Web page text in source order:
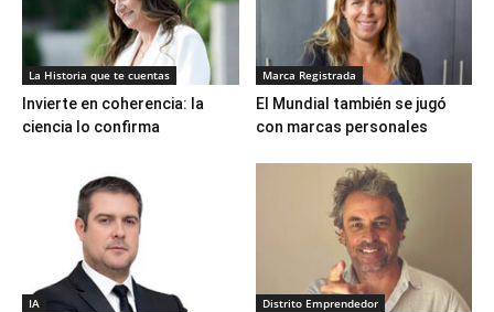
La Historia que te cuentas
Invierte en coherencia: la
ciencia lo confirma
Marca Registrada
El Mundial también se jugó
con marcas personales
IA Distrito Emprendedor